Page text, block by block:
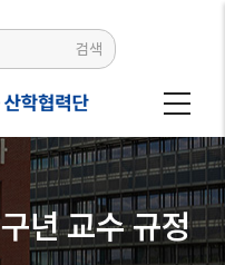
검색
년 교수 규정